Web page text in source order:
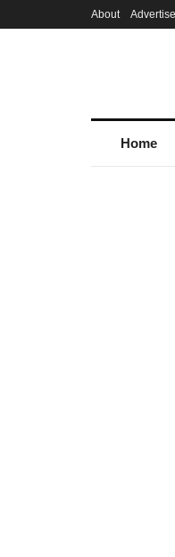
About Advertise
Home